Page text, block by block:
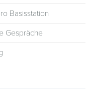
Basisstation
Gespräche